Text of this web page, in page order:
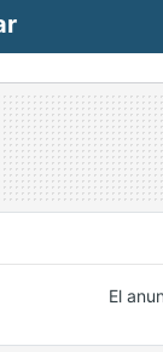
El